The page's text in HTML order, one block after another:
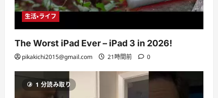
生活・ライフ
The Worst iPad Ever – iPad 3 in 2026!
pikakichi2015@gmail.com 21時間前 0
1 分読み取り